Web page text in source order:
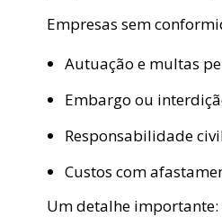
Empresas sem
Autuação e multas
Embargo ou
Responsabilidade
Custos com
Um detalhe importante: